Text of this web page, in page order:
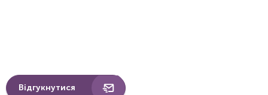
Відгукнутися